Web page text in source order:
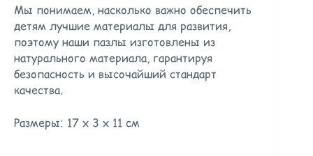
Мы понимаем, насколько важно обеспечить
детям лучшие материалы для развития,
поэтому наши пазлы изготовлены из
натурального материала, гарантируя
безопасность и высочайший стандарт
качества.
Размеры: 17 х 3 х 11 см